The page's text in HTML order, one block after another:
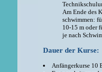
Am Ende des
schwimmen:
10-15 m oder
je nach
Dauer der Kurse:
Anfängerkurse 10